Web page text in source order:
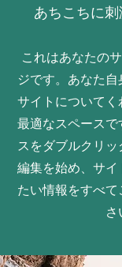
あちこちに
これはあなたの
ジです。あなた
サイトについて
最適なスペースで
スをダブルクリ
編集を始め、サ
たい情報をすべ
さ